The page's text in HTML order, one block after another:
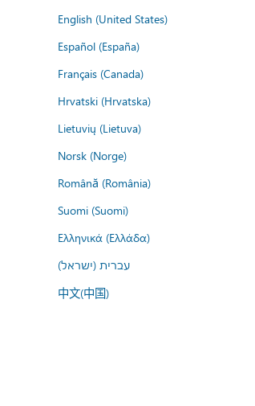
English (United States)
Español (España)
Français (Canada)
Hrvatski (Hrvatska)
Lietuvių (Lietuva)
Norsk (Norge)
Română (România)
Suomi (Suomi)
Ελληνικά (Ελλάδα)
עברית (ישראל)
中文(中国)